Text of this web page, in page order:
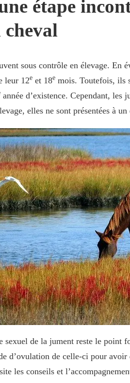
étape
sous contrôle en élevage. En
leur 12e et 18e mois. Toutefois, ils
année d’existence. Cependant, les
elles ne sont présentées à
de la jument reste le point
d’ovulation de celle-ci pour
les conseils et